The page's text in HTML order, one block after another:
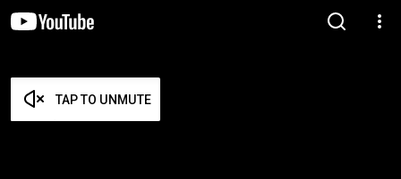
TAP TO UNMUTE